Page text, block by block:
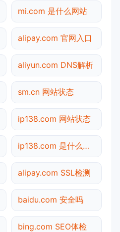
mi.com 是什么网站
alipay.com 官网入口
aliyun.com DNS解析
sm.cn 网站状态
ip138.com 网站状态
ip138.com 是什么网站
alipay.com SSL检测
baidu.com 安全吗
bing.com SEO体检